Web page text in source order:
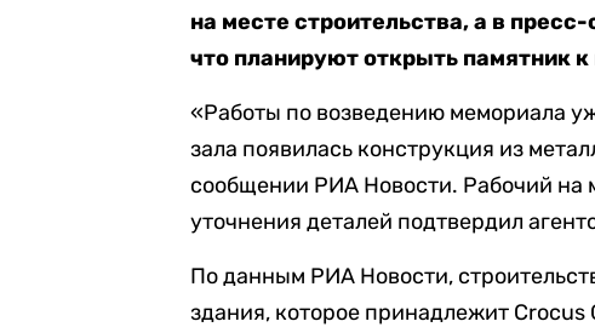
на месте строительства, а в
что планируют открыть памятник
«Работы по возведению мемориала
зала появилась конструкция из
сообщении РИА Новости. Рабочий на
уточнения деталей подтвердил
По данным РИА Новости,
здания, которое принадлежит